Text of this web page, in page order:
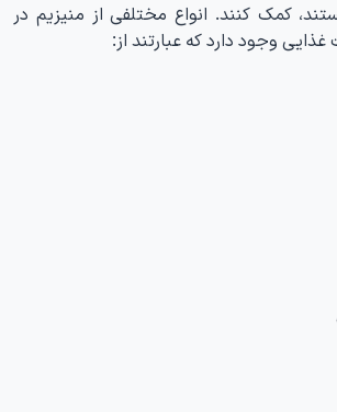
کمک کنند. انواع مختلفی از منیزیم در
وجود دارد که عبارتند از: